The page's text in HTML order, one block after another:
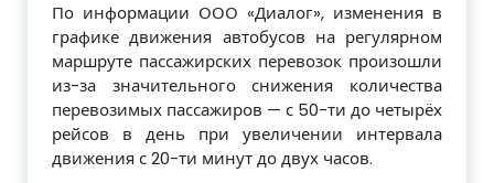
По информации ООО «Диалог», изме­нения в
графике движения автобусов на регулярном
маршруте пассажирских пе­ревозок произошли
из-за значительного снижения количества
перевозимых пасса­жиров — с 50-ти до четырёх
рейсов в день при увеличении интервала
движения с 20-ти минут до двух часов.